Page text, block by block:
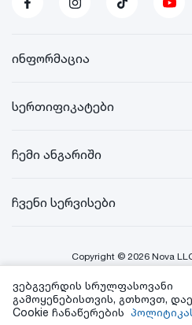
ინფორმაცია
სერთიფიკატები
ჩემი ანგარიში
ჩვენი სერვისები
Copyright © 2026 Nova
ვებგვერდის სრულფასოვანი
გამოყენებისთვის, გთხოვთ,
Cookie ჩანაწერების